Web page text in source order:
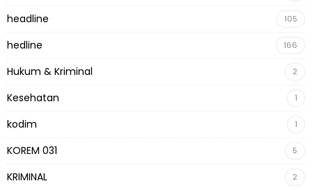
headline 105
hedline 166
Hukum & Kriminal 2
Kesehatan 1
kodim 1
KOREM 031 5
KRIMINAL 2